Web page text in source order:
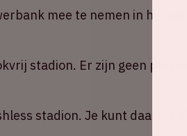
mee te nemen in het
stadion. Er zijn geen
stadion. Je kunt daarom